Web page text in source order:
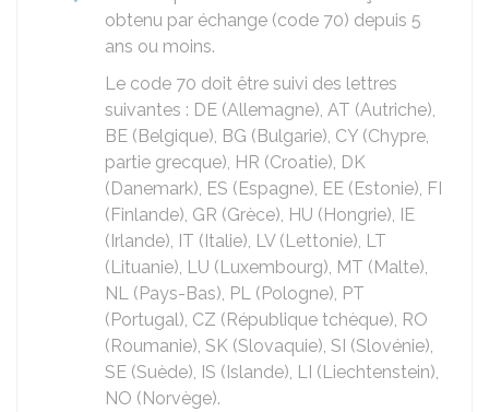
obtenu par échange (code 70) depuis 5
ans ou moins.
Le code 70 doit être suivi des lettres
suivantes : DE (Allemagne), AT (Autriche),
BE (Belgique), BG (Bulgarie), CY (Chypre,
partie grecque), HR (Croatie), DK
(Danemark), ES (Espagne), EE (Estonie), FI
(Finlande), GR (Grèce), HU (Hongrie), IE
(Irlande), IT (Italie), LV (Lettonie), LT
(Lituanie), LU (Luxembourg), MT (Malte),
NL (Pays-Bas), PL (Pologne), PT
(Portugal), CZ (République tchèque), RO
(Roumanie), SK (Slovaquie), SI (Slovénie),
SE (Suède), IS (Islande), LI (Liechtenstein),
NO (Norvège).